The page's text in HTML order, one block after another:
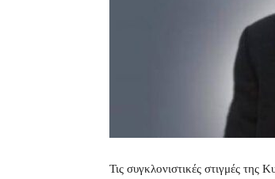
Τις συγκλονιστικές στιγμές της